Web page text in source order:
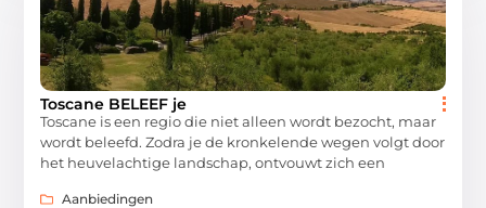
Toscane BELEEF je
Toscane is een regio die niet alleen wordt bezocht, maar
wordt beleefd. Zodra je de kronkelende wegen volgt door
het heuvelachtige landschap, ontvouwt zich een
Aanbiedingen